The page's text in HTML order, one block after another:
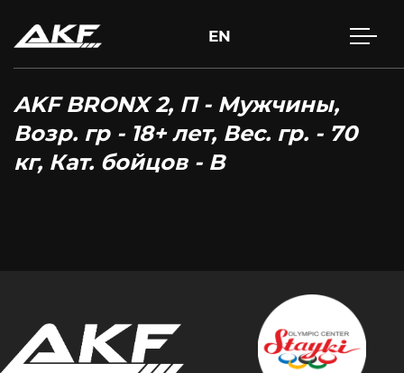
EN
AKF BRONX 2, П - Мужчины,
Возр. гр - 18+ лет, Вес. гр. - 70
кг, Кат. бойцов - B